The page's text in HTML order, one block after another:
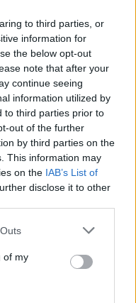
to third parties, or
information for
the below opt-out
note that after your
continue seeing
information utilized by
to third parties prior to
out of the further
by third parties on the
This information may
on the IAB’s List of
disclose it to other
one or more Google
You may click to
its third-party tags to
in below Google
of my
Επόμενη
Espresso